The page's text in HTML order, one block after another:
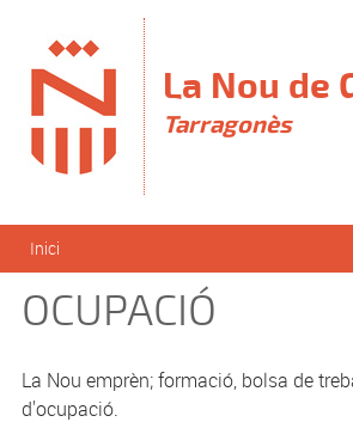
La Nou de
Tarragonès
Esteu aquí
Inici
OCUPACIÓ
La Nou emprèn; formació, bolsa de
d'ocupació.